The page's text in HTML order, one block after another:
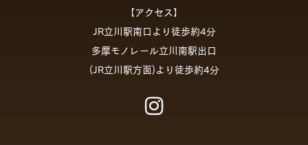
【アクセス】
JR立川駅南口より徒歩約4分
多摩モノレール立川南駅出口
(JR立川駅方面)より徒歩約4分